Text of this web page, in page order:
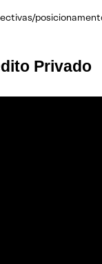
Privado